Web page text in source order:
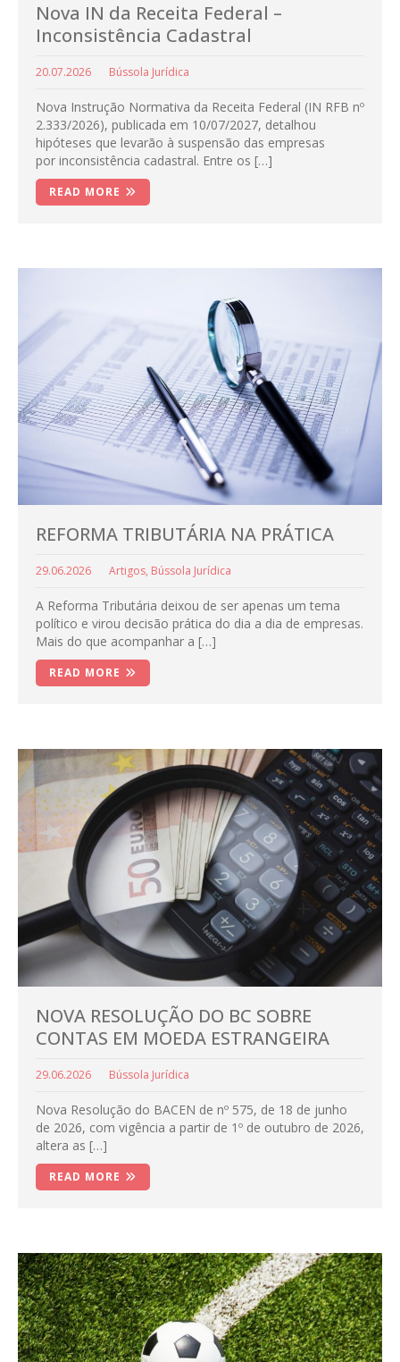
Nova IN da Receita Federal –
Inconsistência Cadastral
20.07.2026 Bússola Jurídica
Nova Instrução Normativa da Receita Federal (IN RFB nº
2.333/2026), publicada em 10/07/2027, detalhou
hipóteses que levarão à suspensão das empresas
por inconsistência cadastral. Entre os […]
READ MORE
REFORMA TRIBUTÁRIA NA PRÁTICA
29.06.2026 Artigos, Bússola Jurídica
A Reforma Tributária deixou de ser apenas um tema
político e virou decisão prática do dia a dia de empresas.
Mais do que acompanhar a […]
READ MORE
NOVA RESOLUÇÃO DO BC SOBRE
CONTAS EM MOEDA ESTRANGEIRA
29.06.2026 Bússola Jurídica
Nova Resolução do BACEN de nº 575, de 18 de junho
de 2026, com vigência a partir de 1º de outubro de 2026,
altera as […]
READ MORE